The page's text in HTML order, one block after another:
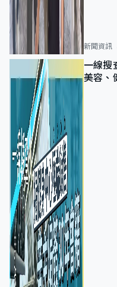
新聞資訊
一線搜
美容、